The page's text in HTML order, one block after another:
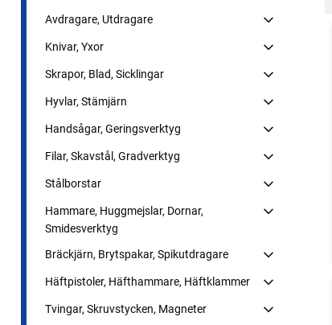
Avdragare, Utdragare
Knivar, Yxor
Skrapor, Blad, Sicklingar
Hyvlar, Stämjärn
Handsågar, Geringsverktyg
Filar, Skavstål, Gradverktyg
Stålborstar
Hammare, Huggmejslar, Dornar,
Smidesverktyg
Bräckjärn, Brytspakar, Spikutdragare
Häftpistoler, Häfthammare, Häftklammer
Tvingar, Skruvstycken, Magneter